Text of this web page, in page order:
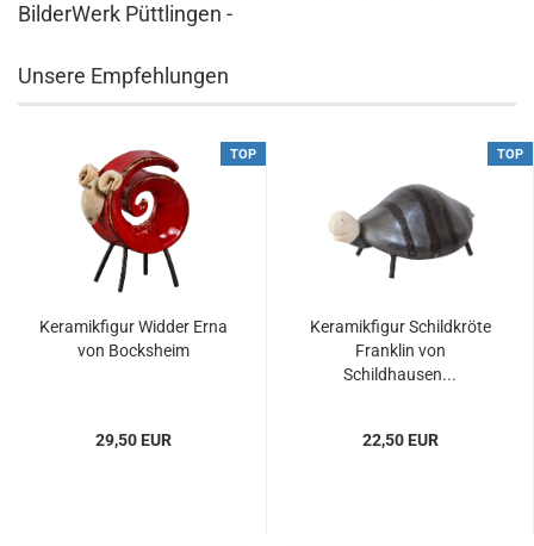
BilderWerk Püttlingen -
Unsere Empfehlungen
TOP
Keramikfigur Widder Erna
von Bocksheim
29,50 EUR
TOP
Keramikfigur Schildkröte
Franklin von
Schildhausen...
22,50 EUR